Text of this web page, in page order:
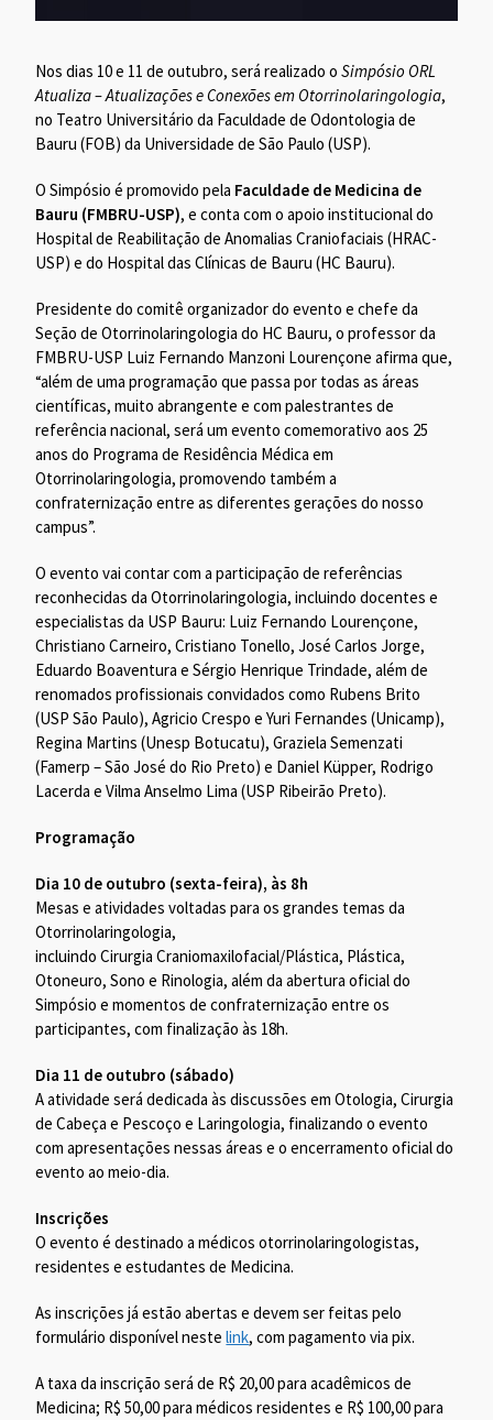
Nos dias 10 e 11 de outubro, será realizado oSimpósio ORL
Atualiza – Atualizações e Conexões em Otorrinolaringologia,
no Teatro Universitário da Faculdade de Odontologia de
Bauru (FOB) da Universidade de São Paulo (USP).
O Simpósio é promovido pela Faculdade de Medicina de
Bauru (FMBRU-USP), e conta com o apoio institucional do
Hospital de Reabilitação de Anomalias Craniofaciais (HRAC-
USP) e do Hospital das Clínicas de Bauru (HC Bauru).
Presidente do comitê organizador do evento e chefe da
Seção de Otorrinolaringologia do HC Bauru, o professor da
FMBRU-USP Luiz Fernando Manzoni Lourençone afirma que,
“além de uma programação que passa por todas as áreas
científicas, muito abrangente e com palestrantes de
referência nacional, será um evento comemorativo aos 25
anos do Programa de Residência Médica em
Otorrinolaringologia, promovendo também a
confraternização entre as diferentes gerações do nosso
campus”.
O evento vai contar com a participação de referências
reconhecidas da Otorrinolaringologia, incluindo docentes e
especialistas da USP Bauru: Luiz Fernando Lourençone,
Christiano Carneiro, Cristiano Tonello, José Carlos Jorge,
Eduardo Boaventura e Sérgio Henrique Trindade, além de
renomados profissionais convidados como Rubens Brito
(USP São Paulo), Agricio Crespo e Yuri Fernandes (Unicamp),
Regina Martins (Unesp Botucatu), Graziela Semenzati
(Famerp – São José do Rio Preto) e Daniel Küpper, Rodrigo
Lacerda e Vilma Anselmo Lima (USP Ribeirão Preto).
Programação
Dia 10 de outubro (sexta-feira), às 8h
Mesas e atividades voltadas para os grandes temas da
Otorrinolaringologia,
incluindo Cirurgia Craniomaxilofacial/Plástica, Plástica,
Otoneuro, Sono e Rinologia, além da abertura oficial do
Simpósio e momentos de confraternização entre os
participantes, com finalização às 18h.
Dia 11 de outubro (sábado)
A atividade será dedicada às discussões em Otologia, Cirurgia
de Cabeça e Pescoço e Laringologia, finalizando o evento
com apresentações nessas áreas e o encerramento oficial do
evento ao meio-dia.
Inscrições
O evento é destinado a médicos otorrinolaringologistas,
residentes e estudantes de Medicina.
As inscrições já estão abertas e devem ser feitas pelo
formulário disponível nestelink, com pagamento via pix.
A taxa da inscrição será de R$ 20,00 para acadêmicos de
Medicina; R$ 50,00 para médicos residentes e R$ 100,00 para